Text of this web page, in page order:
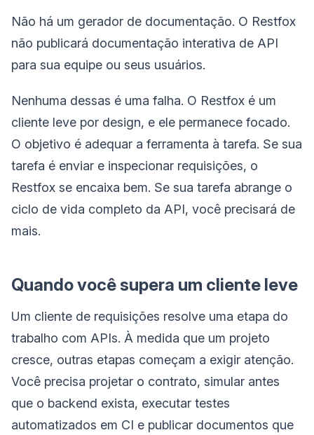
Não há um gerador de documentação. O Restfox
não publicará documentação interativa de API
para sua equipe ou seus usuários.
Nenhuma dessas é uma falha. O Restfox é um
cliente leve por design, e ele permanece focado.
O objetivo é adequar a ferramenta à tarefa. Se sua
tarefa é enviar e inspecionar requisições, o
Restfox se encaixa bem. Se sua tarefa abrange o
ciclo de vida completo da API, você precisará de
mais.
Quando você supera um cliente leve
Um cliente de requisições resolve uma etapa do
trabalho com APIs. À medida que um projeto
cresce, outras etapas começam a exigir atenção.
Você precisa projetar o contrato, simular antes
que o backend exista, executar testes
automatizados em CI e publicar documentos que